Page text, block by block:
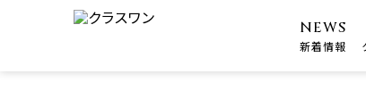
NEWS
新着情報